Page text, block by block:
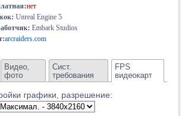
нет
Unreal Engine 5
Embark Studios
arcraiders.com
Видео,
фото
Сист.
требования
FPS
видеокарт
графики, разрешение:
Arc A770M
6650 XT 17.7
RX 6600M
Mobile 17.5
7600M XT 17.1
RX 7700S 16.9
6600 XT 16.9